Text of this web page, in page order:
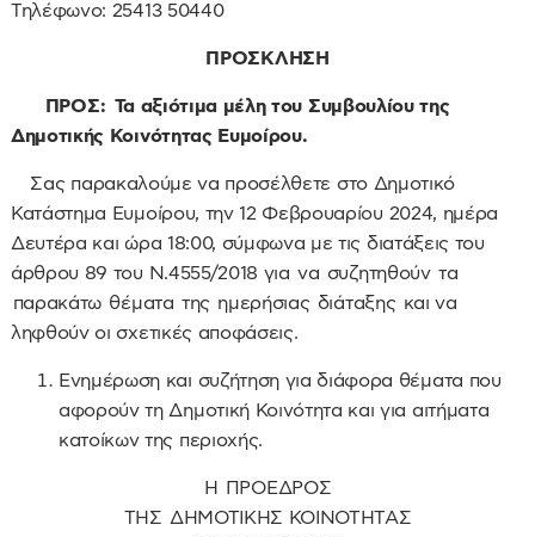
Τηλέφωνο: 25413 50440
ΠΡΟΣΚΛΗΣΗ
ΠΡΟΣ: Τα αξιότιμα μέλη του Συμβουλίου της
Δημοτικής Κοινότητας Ευμοίρου.
Σας παρακαλούμε να προσέλθετε στο Δημοτικό
Κατάστημα Ευμοίρου, την 12 Φεβρουαρίου 2024, ημέρα
Δευτέρα και ώρα 18:00, σύμφωνα με τις διατάξεις του
άρθρου 89 του Ν.4555/2018 για να συζητηθούν τα
παρακάτω θέματα της ημερήσιας διάταξης και να
ληφθούν οι σχετικές αποφάσεις.
Ενημέρωση και συζήτηση για διάφορα θέματα που
αφορούν τη Δημοτική Κοινότητα και για αιτήματα
κατοίκων της περιοχής.
Η ΠΡΟΕΔΡΟΣ
ΤΗΣ ΔΗΜΟΤΙΚΗΣ ΚΟΙΝΟΤΗΤΑΣ